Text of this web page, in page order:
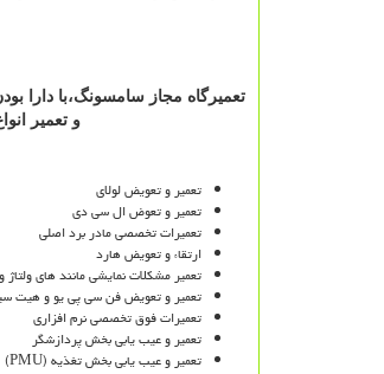
تعمیرگاه مجاز سامسونگ،با دارا
و تعمیر
تعمیر و تعویض لولای
تعمیر و تعوض ال سی دی
تعمیرات تخصصی مادر برد اصلی
ارتقاء و تعویض هارد
تعمیر مشکلات نمایشی مانند های
تعمیر و تعویض فن سی پی یو و هیت
تعمیرات فوق تخصصی نرم افزاری
تعمیر و عیب یابی بخش پردازشگر
تعمیر و عیب یابی بخش تغذیه (PMU
)